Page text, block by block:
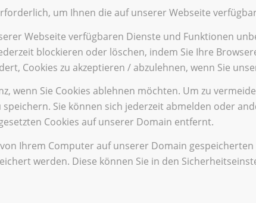
um Ihnen die auf unserer Webseite
Webseite verfügbaren Dienste und Funktionen
blockieren oder löschen, indem Sie Ihre
Cookies zu akzeptieren / abzulehnen, wenn Sie
wenn Sie Cookies ablehnen möchten. Um zu
Sie können sich jederzeit abmelden oder
Cookies auf unserer Domain entfernt.
Ihrem Computer auf unserer Domain
werden. Diese können Sie in den